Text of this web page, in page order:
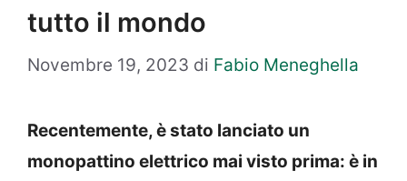
tutto il mondo
Novembre 19, 2023 di Fabio Meneghella
Recentemente, è stato lanciato un
monopattino elettrico mai visto prima: è in